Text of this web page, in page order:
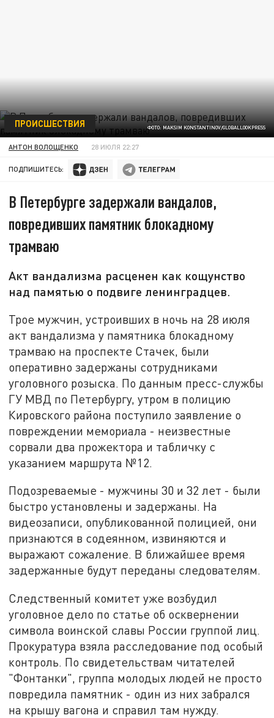
ФОТО: MAKSIM KONSTANTINOV/GLOBALLOOKPRESS
ПРОИСШЕСТВИЯ
АНТОН ВОЛОЩЕНКО 28 ИЮЛЯ 22:27
ПОДПИШИТЕСЬ:
В Петербурге задержали вандалов,
повредивших памятник блокадному
трамваю
Акт вандализма расценен как кощунство
над памятью о подвиге ленинградцев.
Трое мужчин, устроивших в ночь на 28 июля
акт вандализма у памятника блокадному
трамваю на проспекте Стачек, были
оперативно задержаны сотрудниками
уголовного розыска. По данным пресс-службы
ГУ МВД по Петербургу, утром в полицию
Кировского района поступило заявление о
повреждении мемориала - неизвестные
сорвали два прожектора и табличку с
указанием маршрута №12.
Подозреваемые - мужчины 30 и 32 лет - были
быстро установлены и задержаны. На
видеозаписи, опубликованной полицией, они
признаются в содеянном, извиняются и
выражают сожаление. В ближайшее время
задержанные будут переданы следователям.
Следственный комитет уже возбудил
уголовное дело по статье об осквернении
символа воинской славы России группой лиц.
Прокуратура взяла расследование под особый
контроль. По свидетельствам читателей
"Фонтанки", группа молодых людей не просто
повредила памятник - один из них забрался
на крышу вагона и справил там нужду.